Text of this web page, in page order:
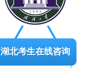
湖北考生在线咨询